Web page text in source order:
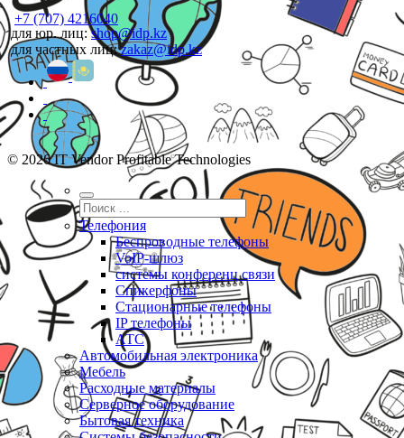
+7 (707) 4216040
для юр. лиц:shop@idp.kz
для частных лиц:zakaz@idp.kz
© 2026 IT Vendor Profitable Technologies
Телефония
Беспроводные телефоны
VoIP-шлюз
системы конференц связи
Спикерфоны
Стационарные телефоны
IP телефоны
АТС
Автомобильная электроника
Мебель
Расходные материалы
Серверное оборудование
Бытовая техника